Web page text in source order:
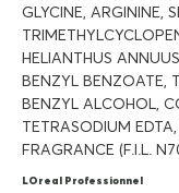
GLYCINE, ARGININE,
HELIANTHUS
BENZYL BENZOATE,
BENZYL ALCOHOL,
TETRASODIUM
FRAGRANCE (F.I.L.
LOreal Professionnel